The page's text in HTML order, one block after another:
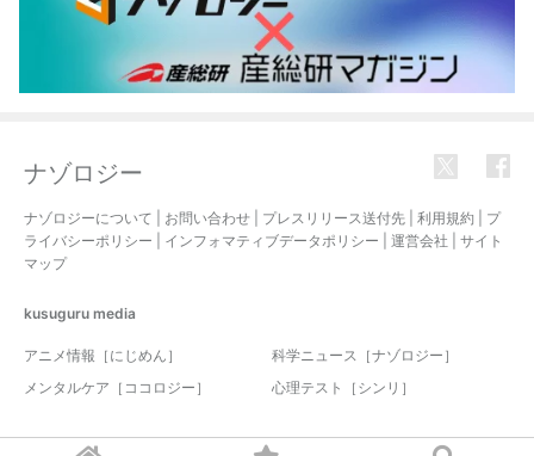
ナゾロジー
ナゾロジーについて お問い合わせ プレスリリース送付先 利用規約
プ
ライバシーポリシー
インフォマティブデータポリシー 運営会社
サイト
マップ
kusuguru media
アニメ情報［にじめん］
科学ニュース［ナゾロジー］
メンタルケア［ココロジー］
心理テスト［シンリ］
© 2017-2026 nazology. all rights reserved.